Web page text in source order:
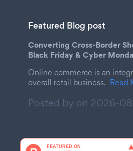
Featured Blog post
Converting Cross-Border
Black Friday & Cyber
Online commerce is an
overall retail business. Read
Posted by on 2026-